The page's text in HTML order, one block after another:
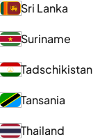
Sri Lanka
Suriname
Tadschikistan
Tansania
Thailand